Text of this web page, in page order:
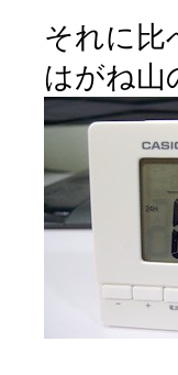
それに比
はがね山